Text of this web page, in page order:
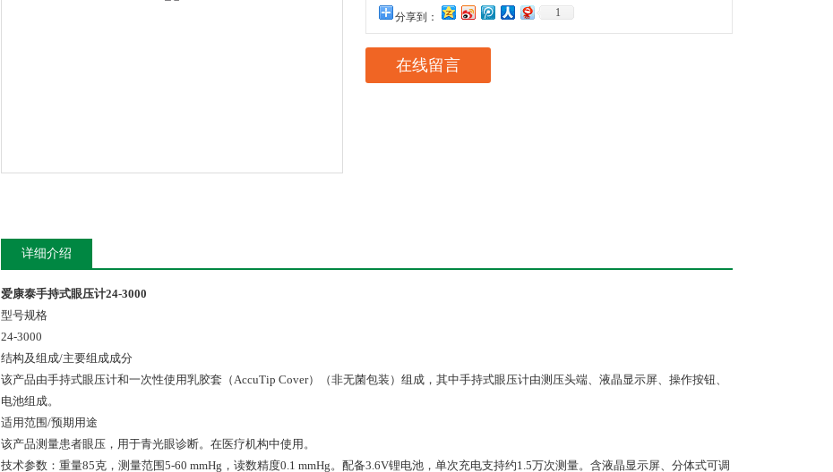
分享到： 1
在线留言
详细介绍
爱康泰手持式眼压计24-3000
型号规格
24-3000
结构及组成/主要组成成分
该产品由手持式眼压计和一次性使用乳胶套（AccuTip Cover）（非无菌包装）组成，其中手持式眼压计由测压头端、液晶显示屏、操作按钮、
电池组成。
适用范围/预期用途
该产品测量患者眼压，用于青光眼诊断。在医疗机构中使用。
技术参数：重量85克，测量范围5-60 mmHg，读数精度0.1 mmHg。配备3.6V锂电池，单次充电支持约1.5万次测量。含液晶显示屏、分体式可调